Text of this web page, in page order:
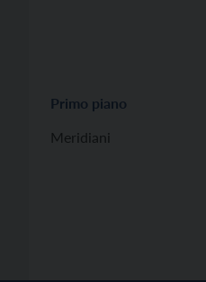
Primo piano
Meridiani